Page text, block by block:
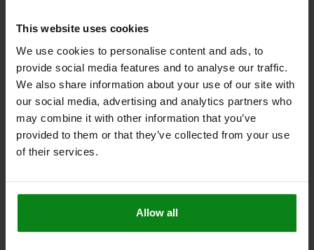
This website uses cookies
We use cookies to personalise content and ads, to
provide social media features and to analyse our traffic.
We also share information about your use of our site with
our social media, advertising and analytics partners who
may combine it with other information that you’ve
provided to them or that they’ve collected from your use
of their services.
Allow all
DESCARGAS
Otros clientes también
compraron